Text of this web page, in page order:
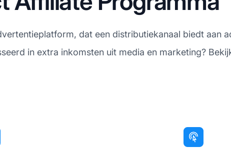
dat een distributiekanaal biedt aan
in extra inkomsten uit media en marketing?